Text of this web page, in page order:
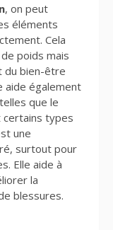
, on peut
éléments
Cela
poids mais
du bien-être
aide également
que le
certains types
une
surtout pour
Elle aide à
la
blessures.